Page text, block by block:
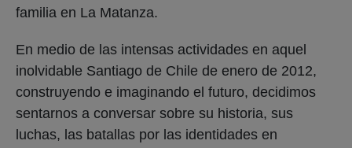
familia en La Matanza.
En medio de las intensas actividades en aquel
inolvidable Santiago de Chile de enero de 2012,
construyendo e imaginando el futuro, decidimos
sentarnos a conversar sobre su historia, sus
luchas, las batallas por las identidades en